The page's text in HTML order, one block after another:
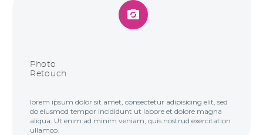


Photo
Retouch
lorem ipsum dolor sit amet, consectetur adipisicing elit, sed
do eiusmod tempor incididunt ut labore et dolore magna
aliqua. Ut enim ad minim veniam, quis nostrud exercitation
ullamco.